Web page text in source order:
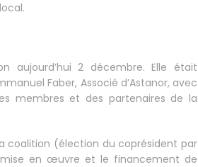
aujourd’hui 2 décembre. Elle était
Faber, Associé d’Astanor, avec
membres et des partenaires de la
coalition (élection du coprésident par
mise en œuvre et le financement de